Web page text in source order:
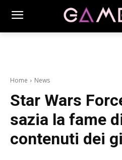
Home News
Star Wars
sazia la fame
contenuti dei